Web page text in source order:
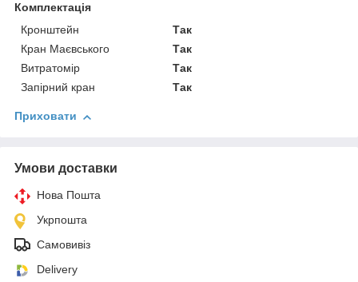
Комплектація
Кронштейн
Так
Кран Маєвського
Так
Витратомір
Так
Запірний кран
Так
Приховати
Умови доставки
Нова Пошта
Укрпошта
Самовивіз
Delivery